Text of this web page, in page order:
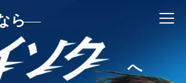
ら
ソクへ